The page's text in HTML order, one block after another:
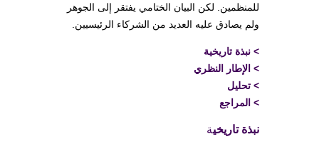
للمنظمين. لكن البيان الختامي يفتقر إلى الجوهر
ولم يصادق عليه العديد من الشركاء الرئيسيين.
> نبذة تاريخية
> الإطار النظري
> تحليل
> المراجع
نبذة تاريخية